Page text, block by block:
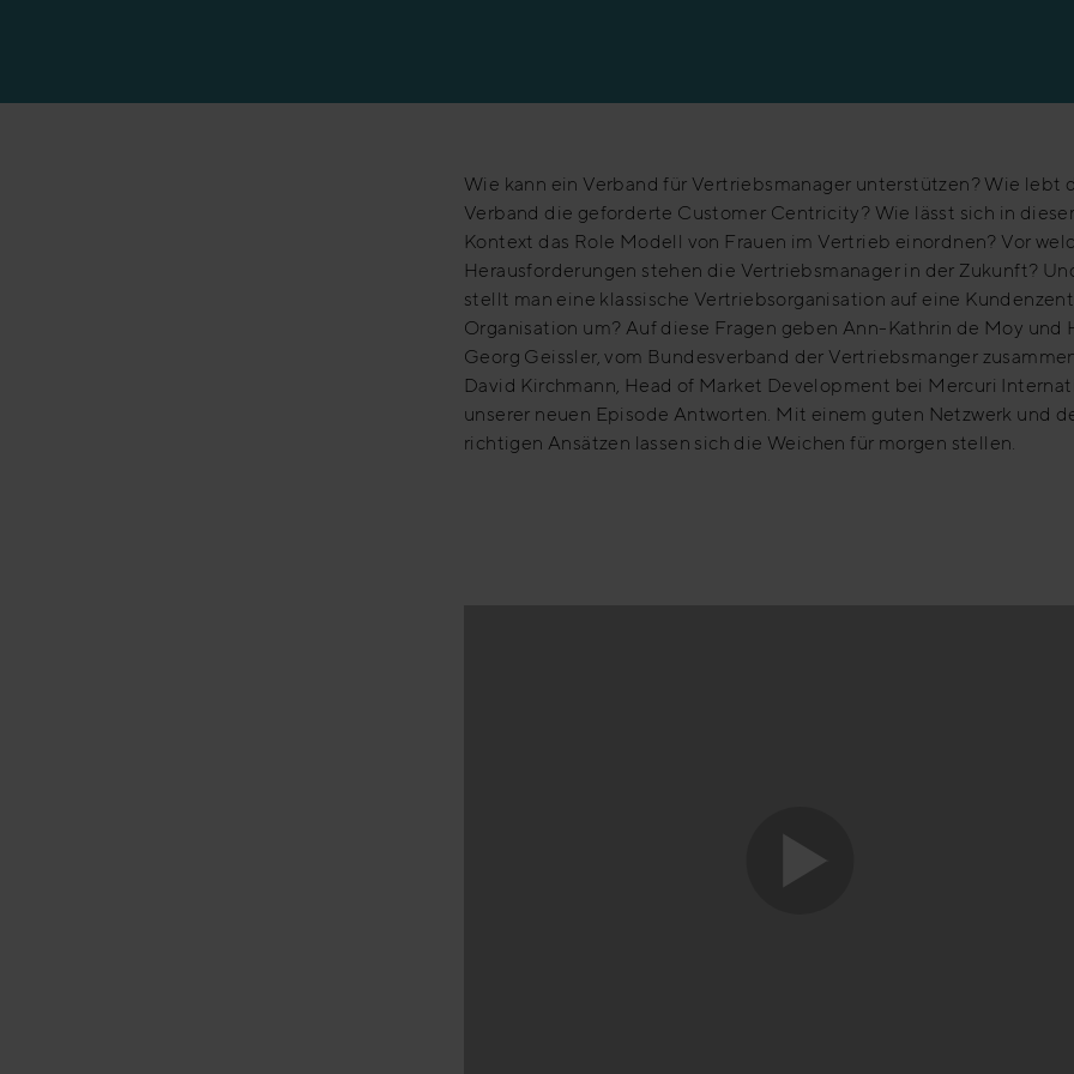
Wie kann ein Verband für Vertriebsmanager unterstützen? Wie lebt
Verband die geforderte Customer Centricity? Wie lässt sich in
Kontext das Role Modell von Frauen im Vertrieb einordnen? Vor
Herausforderungen stehen die Vertriebsmanager in der Zukunft?
stellt man eine klassische Vertriebsorganisation auf eine
Organisation um? Auf diese Fragen geben Ann-Kathrin de Moy und
Georg Geissler, vom Bundesverband der Vertriebsmanger
David Kirchmann, Head of Market Development bei Mercuri
unserer neuen Episode Antworten. Mit einem guten Netzwerk und
richtigen Ansätzen lassen sich die Weichen für morgen stellen.